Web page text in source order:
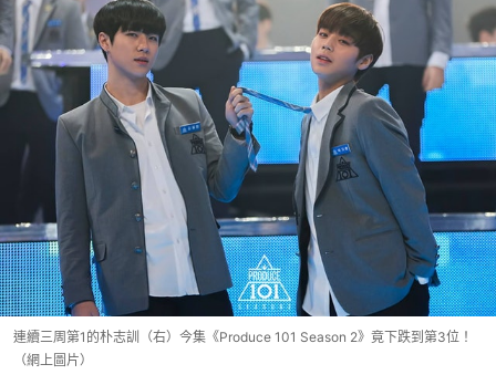
連續三周第1的朴志訓（右）今集《Produce 101 Season 2》竟下跌到第3位！
（網上圖片）